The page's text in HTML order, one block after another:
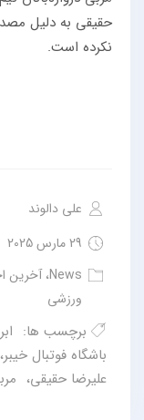
حقیقی به دلیل
نکرده است.
علی دالوند
29 مارس 2025
News،آخرین
ورزشی
برچسب ها:
باشگاه فوتبال خیبر،
علیرضا حقیقی،